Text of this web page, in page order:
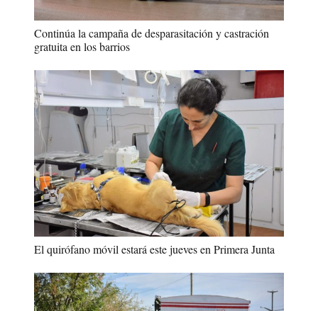
Continúa la campaña de desparasitación y castración
gratuita en los barrios
El quirófano móvil estará este jueves en Primera Junta